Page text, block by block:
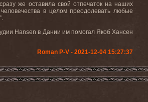
же оставила свой отпечаток на наших
в целом преодолевать любые
Hansen в Дании им помогал Якоб Хансен
Roman P-V - 2021-12-04 15:27:37